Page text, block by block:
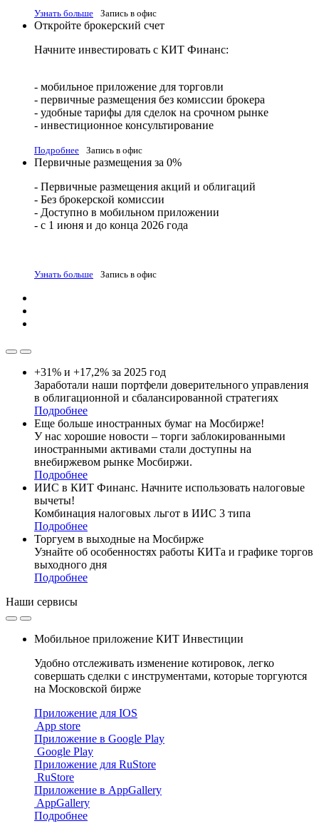
Узнать больше Запись в офис
Откройте брокерский счет
Начните инвестировать с КИТ Финанс:
- мобильное приложение для торговли
- первичные размещения без комиссии брокера
- удобные тарифы для сделок на срочном рынке
- инвестиционное консультирование
Подробнее Запись в офис
Первичные размещения за 0%
- Первичные размещения акций и облигаций
- Без брокерской комиссии
- Доступно в мобильном приложении
- с 1 июня и до конца 2026 года
Узнать больше Запись в офис
+31% и +17,2% за 2025 год
Заработали наши портфели доверительного управления
в облигационной и сбалансированной стратегиях
Подробнее
Еще больше иностранных бумаг на Мосбирже!
У нас хорошие новости – торги заблокированными
иностранными активами стали доступны на
внебиржевом рынке Мосбиржи.
Подробнее
ИИС в КИТ Финанс. Начните использовать налоговые
вычеты!
Комбинация налоговых льгот в ИИС 3 типа
Подробнее
Торгуем в выходные на Мосбирже
Узнайте об особенностях работы КИТа и графике торгов
выходного дня
Подробнее
Наши сервисы
Мобильное приложение КИТ Инвестиции
Удобно отслеживать изменение котировок, легко
совершать сделки с инструментами, которые торгуются
на Московской бирже
Приложение для IOS
App store
Приложение в Google Play
Google Play
Приложение для RuStore
RuStore
Приложение в AppGallery
AppGallery
Подробнее